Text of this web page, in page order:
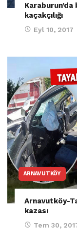
Karaburun’da
kaçakçılığı
Eyl 10, 2017
ARNAVUTKÖY
Arnavutköy-
kazası
Tem 30,